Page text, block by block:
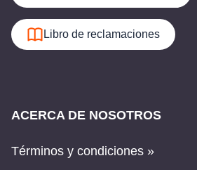
Libro de reclamaciones
ACERCA DE NOSOTROS
Términos y condiciones »